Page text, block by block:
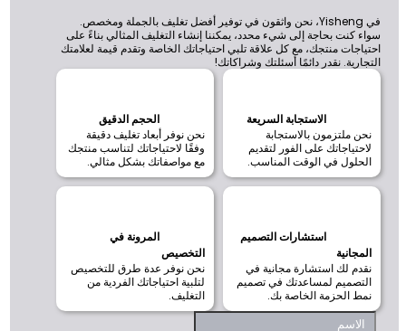
في Yisheng، نحن واثقون في توفير أفضل تغليف بالجملة ومخصص.
كنت بحاجة إلى شيء محدد، يمكننا إنشاء التغليف المثالي بناءً على
منتجك، مع كل علاقة تلبي احتياجاتك الخاصة وتقدم قيمة لعلامتك
نقدر دائمًا أسئلتك وشراكاتك!
الاستجابة السريعة
نحن ملتزمون بالاستجابة
لاحتياجاتك على الفور لتقديم
الحلول في الوقت المناسب.
الحجم الدقيق
نحن نوفر أبعاد تغليف دقيقة
وفقًا لاحتياجاتك لتناسب منتجك
مع مواصفاتك بشكل مثالي.
استشارات التصميم
المجانية
نقدم لك استشارة مجانية في
التصميم لمساعدتك في تصميم
نمط الحزمة الخاصة بك.
المرونة في
التخصيص
نحن نوفر عدة طرق للتخصيص
لتلبية احتياجاتك الفردية من
التغليف.